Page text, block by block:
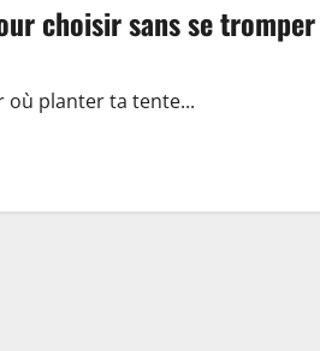
choisir sans se tromper
où planter ta tente...